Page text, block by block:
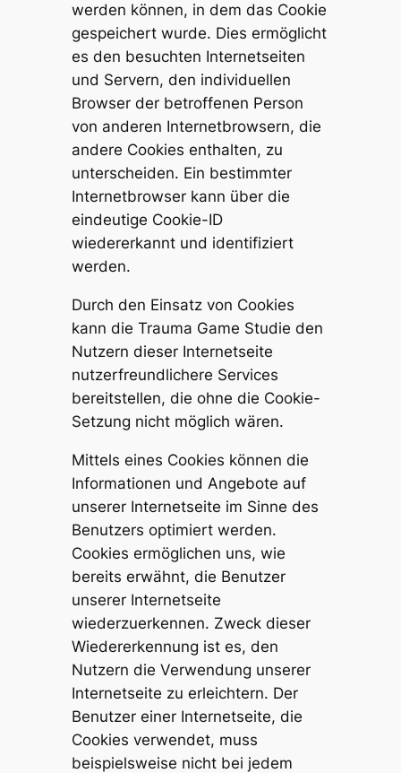
werden können, in dem das Cookie
gespeichert wurde. Dies ermöglicht
es den besuchten Internetseiten
und Servern, den individuellen
Browser der betroffenen Person
von anderen Internetbrowsern, die
andere Cookies enthalten, zu
unterscheiden. Ein bestimmter
Internetbrowser kann über die
eindeutige Cookie-ID
wiedererkannt und identifiziert
werden.
Durch den Einsatz von Cookies
kann die Trauma Game Studie den
Nutzern dieser Internetseite
nutzerfreundlichere Services
bereitstellen, die ohne die Cookie-
Setzung nicht möglich wären.
Mittels eines Cookies können die
Informationen und Angebote auf
unserer Internetseite im Sinne des
Benutzers optimiert werden.
Cookies ermöglichen uns, wie
bereits erwähnt, die Benutzer
unserer Internetseite
wiederzuerkennen. Zweck dieser
Wiedererkennung ist es, den
Nutzern die Verwendung unserer
Internetseite zu erleichtern. Der
Benutzer einer Internetseite, die
Cookies verwendet, muss
beispielsweise nicht bei jedem